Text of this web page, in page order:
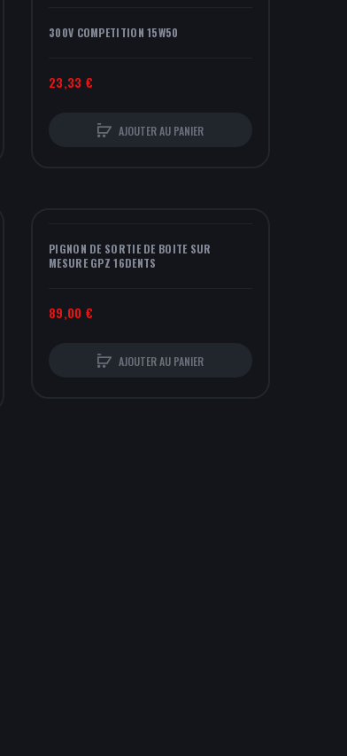
PISTONS BMW 318 IS-SP M42B18 - ATMO
AJOUTER AU PANIER
PISTONS FORGES SAXO 106 205 TU3M
TU3J2 F2000 1400CC
AJOUTER AU PANIER